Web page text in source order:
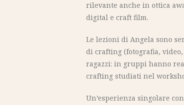
rilevante anche in ottica
digital e craft film.
Le lezioni di Angela sono
di crafting (fotografia,
ragazzi: in gruppi hanno
crafting studiati nel
Un’esperienza singolare